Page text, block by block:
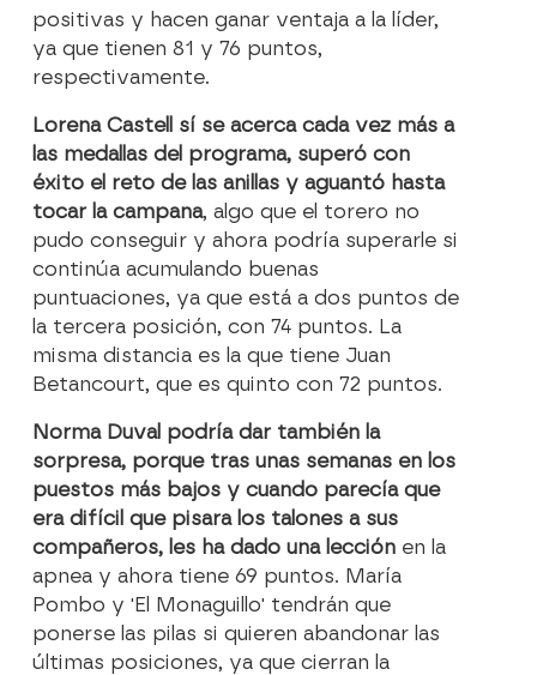
positivas y hacen ganar ventaja a la líder,
ya que tienen 81 y 76 puntos,
respectivamente.
Lorena Castell sí se acerca cada vez más a
las medallas del programa, superó con
éxito el reto de las anillas y aguantó hasta
tocar la campana, algo que el torero no
pudo conseguir y ahora podría superarle si
continúa acumulando buenas
puntuaciones, ya que está a dos puntos de
la tercera posición, con 74 puntos. La
misma distancia es la que tiene Juan
Betancourt, que es quinto con 72 puntos.
Norma Duval podría dar también la
sorpresa, porque tras unas semanas en los
puestos más bajos y cuando parecía que
era difícil que pisara los talones a sus
compañeros, les ha dado una lección en la
apnea y ahora tiene 69 puntos. María
Pombo y 'El Monaguillo' tendrán que
ponerse las pilas si quieren abandonar las
últimas posiciones, ya que cierran la